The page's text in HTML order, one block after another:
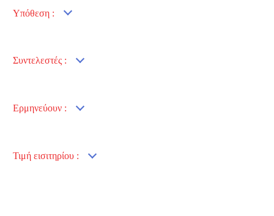
Υπόθεση :
Συντελεστές :
Ερμηνεύουν :
Τιμή εισιτηρίου :